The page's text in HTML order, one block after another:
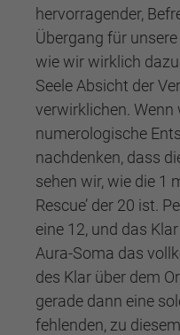
hervorragender,
Übergang für
wie wir wirklich
Seele Absicht der
verwirklichen. Wenn
numerologische
nachdenken, dass
sehen wir, wie die 1
Rescue’ der 20 ist.
eine 12, und das
Aura-Soma das
des Klar über dem
gerade dann eine
fehlenden, zu